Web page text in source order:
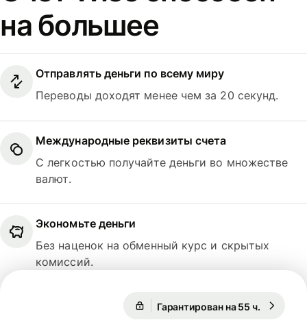
на большее
Отправлять деньги по всему миру
Переводы доходят менее чем за 20 секунд.
Международные реквизиты счета
С легкостью получайте деньги во множестве
валют.
Экономьте деньги
Без наценок на обменный курс и скрытых
комиссий.
Гарантирован на 55 ч.